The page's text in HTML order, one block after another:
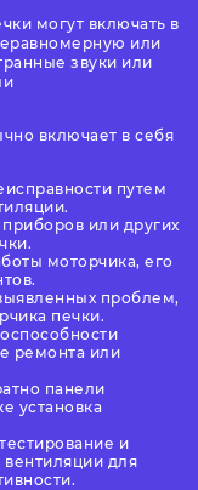
могут включать в
или
звуки или
включает в себя
путем
или других
моторчика, его
проблем,
печки.
ремонта или
панели
установка
и
для